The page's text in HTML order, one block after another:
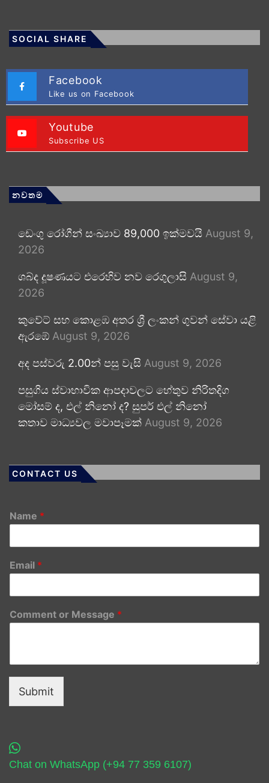
SOCIAL SHARE
Facebook
Like us on Facebook
Youtube
Subscribe US
නවතම
ඩෙංගු රෝගීන් සංඛ්‍යාව 89,000 ඉක්මවයි August 9,
2026
ශබ්ද දූෂණයට එරෙහිව නව රෙගුලාසි August 9,
2026
කුවේට් සහ කොළඹ අතර ශ්‍රී ලංකන් ගුවන් සේවා යළි
ඇරඹේ August 9, 2026
අද පස්වරු 2.00න් පසු වැසි August 9, 2026
පසුගිය ස්වාභාවික ආපදාවලට හේතුව නිරිතදිග
මෝසම් ද, එල් නිනෝ ද? සුපර් එල් නිනෝ
කතාව මාධ්‍යවල මවාපෑමක් August 9, 2026
CONTACT US
Name *
Email *
Comment or Message *
Submit
Chat on WhatsApp (+94 77 359 6107)